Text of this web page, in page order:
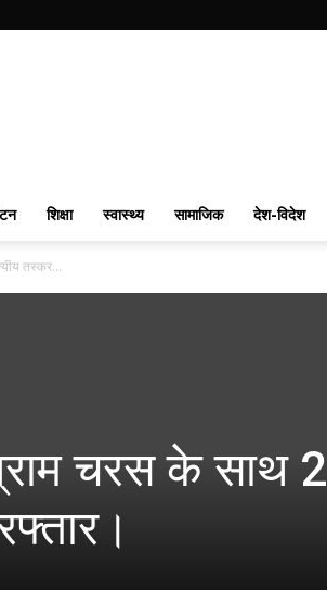
शिक्षा स्वास्थ्य सामाजिक देश-विदेश
तस्कर...
चरस के साथ 2